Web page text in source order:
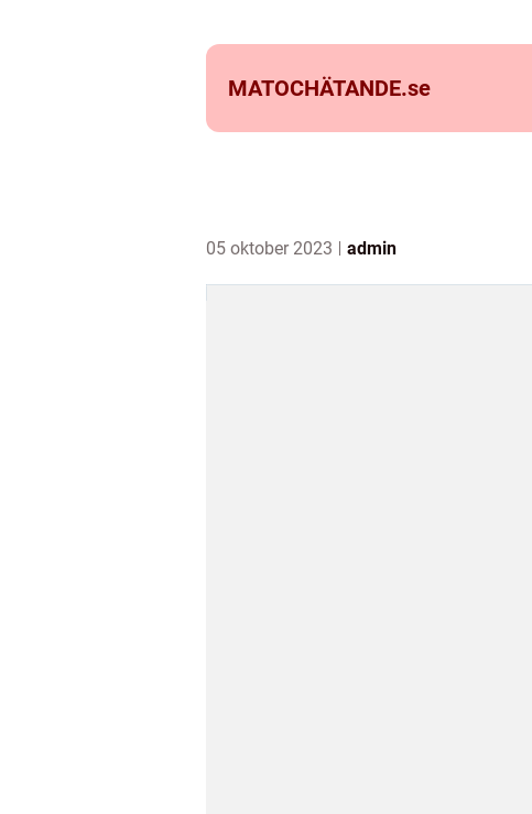
MATOCHÄTANDE.se
05 oktober 2023 admin